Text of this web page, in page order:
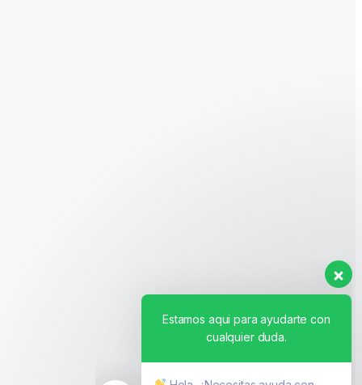
Estamos aqui para ayudarte con
Hola. ¿Necesitas ayuda con